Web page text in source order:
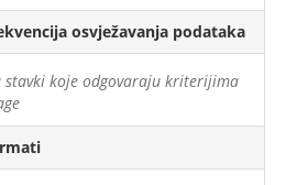
osvježavanja podataka
stavki koje odgovaraju kriterijima